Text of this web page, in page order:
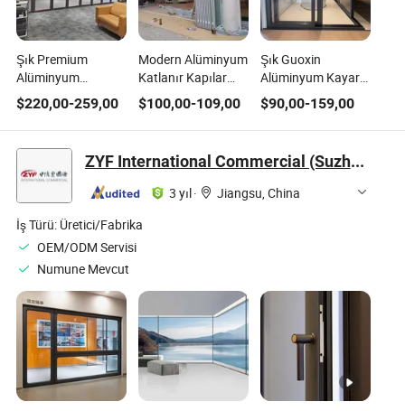
Şık Premium
Alüminyum
Katlanır Teras
Kapıları Açık Alan
Yaşamı için
$220,00-259,00
Modern Alüminyum
Katlanır Kapılar
Temperli Cam
Tasarımı ile
$100,00-109,00
Şık Guoxin
Alüminyum Kayar
Kapı - İki Taraflı ve
Su Geçirmez
$90,00-159,00
ZYF International Commercial (Suzhou) Co., Ltd.
3 yıl·
Jiangsu, China
İş Türü: Üretici/Fabrika
OEM/ODM Servisi
Numune Mevcut